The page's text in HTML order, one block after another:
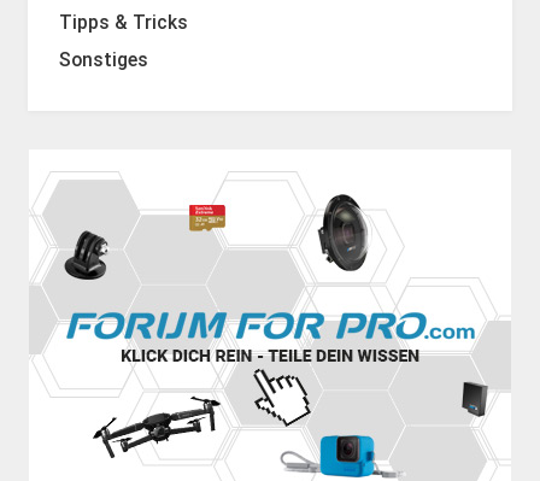
Tipps & Tricks
Sonstiges